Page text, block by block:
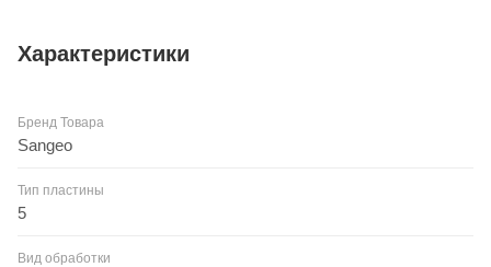
Характеристики
Бренд Товара
Sangeo
Тип пластины
5
Вид обработки